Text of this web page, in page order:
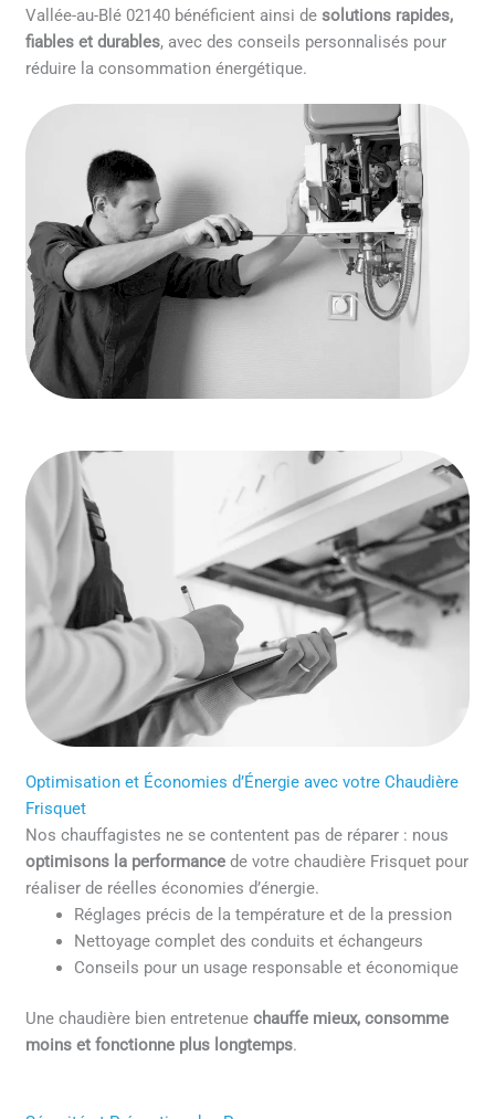
Vallée-au-Blé 02140 bénéficient ainsi desolutions rapides,
fiables et durables, avec des conseils personnalisés pour
réduire la consommation énergétique.
Optimisation et Économies d’Énergie avec votre Chaudière
Frisquet
Nos chauffagistes ne se contentent pas de réparer : nous
optimisons la performance de votre chaudière Frisquet pour
réaliser de réelles économies d’énergie.
Réglages précis de la température et de la pression
Nettoyage complet des conduits et échangeurs
Conseils pour un usage responsable et économique
Une chaudière bien entretenuechauffe mieux, consomme
moins et fonctionne plus longtemps.